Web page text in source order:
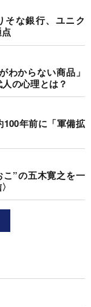
そな銀行、ユニク
からない商品」
の心理とは？
年前に「軍備拡
”の五木寛之を一